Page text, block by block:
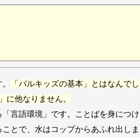
「パルキッズの基本」とはなんでし
に他なりません。
言語環境」です。ことばを身につけ
とで、水はコップからあふれ出しま